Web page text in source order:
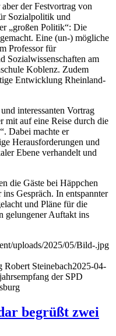
der Festvortrag von
Sozialpolitik und
„großen Politik“: Die
Eine (un-) mögliche
Professor für
Sozialwissenschaften am
Koblenz. Zudem
Entwicklung Rheinland-
interessanten Vortrag
mit auf eine Reise durch die
Dabei machte er
Herausforderungen und
Ebene verhandelt und
die Gäste bei Häppchen
Gespräch. In entspannter
und Pläne für die
gelungener Auftakt ins
uploads/2025/05/Bild-.jpg
Robert Steinebach2025-04-
der SPD
begrüßt zwei